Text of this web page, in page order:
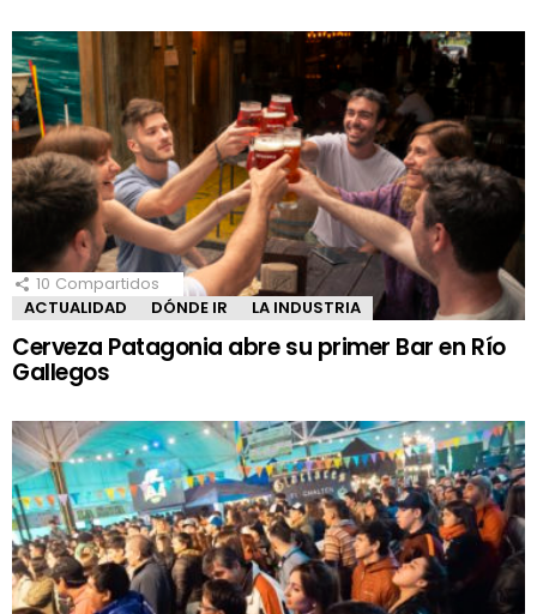
10 Compartidos
ACTUALIDAD
DÓNDE IR LA INDUSTRIA
Cerveza Patagonia abre su primer Bar en Río
Gallegos